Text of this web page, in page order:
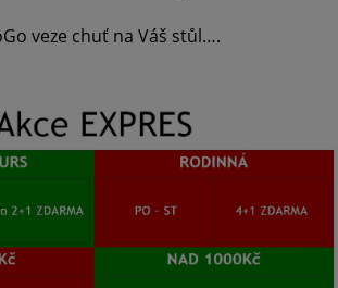
veze chuť na Váš stůl….